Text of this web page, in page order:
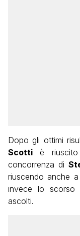
Dopo gli ottimi
Scotti è riuscito
concorrenza di
riuscendo anche
invece lo scorso
ascolti.